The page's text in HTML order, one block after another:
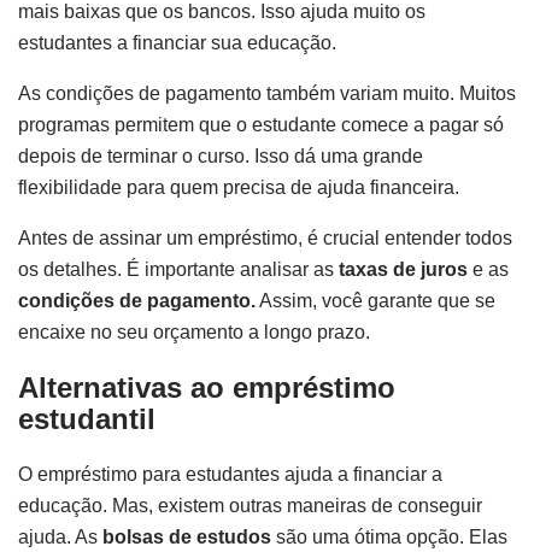
mais baixas que os bancos. Isso ajuda muito os
estudantes a financiar sua educação.
As condições de pagamento também variam muito. Muitos
programas permitem que o estudante comece a pagar só
depois de terminar o curso. Isso dá uma grande
flexibilidade para quem precisa de ajuda financeira.
Antes de assinar um empréstimo, é crucial entender todos
os detalhes. É importante analisar as taxas de juros e as
condições de pagamento.Assim, você garante que se
encaixe no seu orçamento a longo prazo.
Alternativas ao empréstimo
estudantil
O empréstimo para estudantes ajuda a financiar a
educação. Mas, existem outras maneiras de conseguir
ajuda. As bolsas de estudos são uma ótima opção. Elas